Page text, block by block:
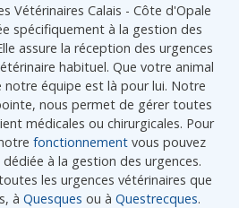
Vétérinaires Calais - Côte d'Opale
spécifiquement à la gestion des
assure la réception des urgences
habituel. Que votre animal
notre équipe est là pour lui. Notre
nous permet de gérer toutes
médicales ou chirurgicales. Pour
fonctionnementvous pouvez
à la gestion des urgences.
les urgences vétérinaires que
à Quesques ou à Questrecques.